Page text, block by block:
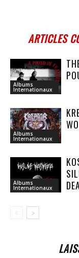
ARTICLES
Albums
Internationaux
Albums
Internationaux
Albums
Internationaux